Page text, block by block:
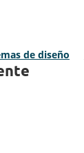
de diseño